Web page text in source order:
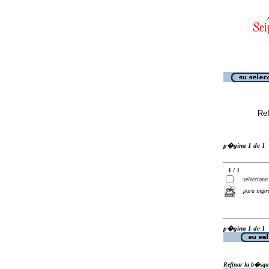
p�gina 1 de 1
1 / 1
selecciona
para
p�gina 1 de 1
Refinar la